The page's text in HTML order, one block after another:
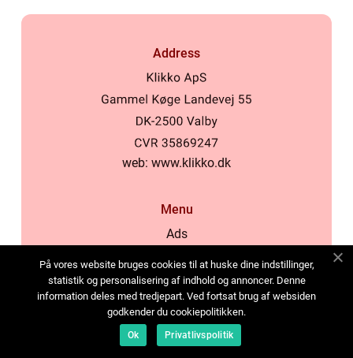
Address
web: www.klikko.dk
Menu
Ads
Cookies
Contact
Sitemap
På vores website bruges cookies til at huske dine indstillinger,
statistik og personalisering af indhold og annoncer. Denne
information deles med tredjepart. Ved fortsat brug af websiden
godkender du cookiepolitikken.
Ok Privatlivspolitik